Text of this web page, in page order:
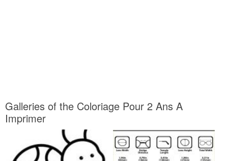
Galleries of the Coloriage Pour 2 Ans A
Imprimer